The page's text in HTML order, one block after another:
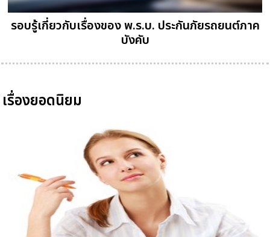
รอบรู้เกี่ยวกับเรื่องของ พ.ร.บ. ประกันภัยรถยนต์ภาค
บังคับ
เรื่องยอดนิยม